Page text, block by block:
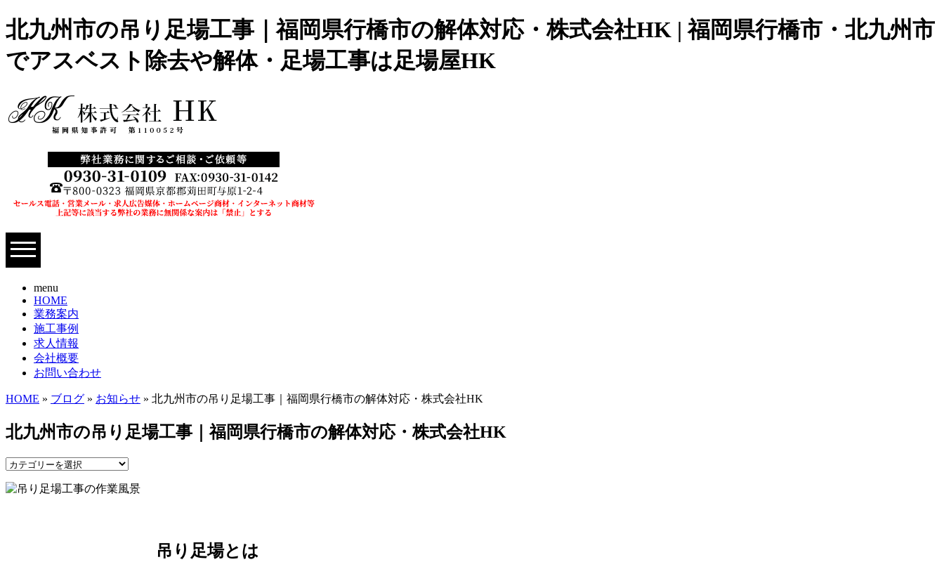
北九州市の吊り足場工事｜福岡県行橋市の解体対応・株式会社HK | 福岡県行橋市・北九州市
でアスベスト除去や解体・足場工事は足場屋HK
menu
HOME
業務案内
施工事例
求人情報
会社概要
お問い合わせ
HOME » ブログ » お知らせ » 北九州市の吊り足場工事｜福岡県行橋市の解体対応・株式会社HK
北九州市の吊り足場工事｜福岡県行橋市の解体対応・株式会社HK
吊り足場とは